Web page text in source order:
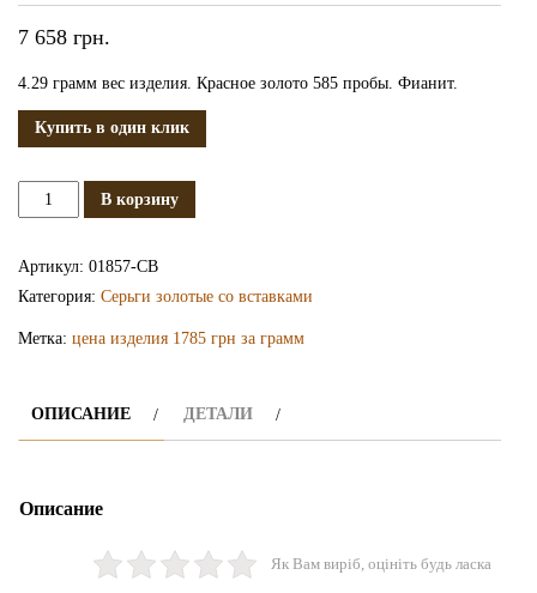
7 658 грн.
4.29 грамм вес изделия. Красное золото 585 пробы. Фианит.
Купить в один клик
КоличествоВ корзину
Артикул: 01857-СВ
Категория: Серьги золотые со вставками
Метка: цена изделия 1785 грн за грамм
ОПИСАНИЕ ДЕТАЛИ
Описание
Як Вам виріб, оцініть будь ласка